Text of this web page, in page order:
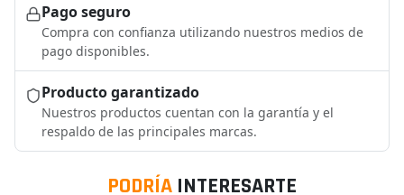
Pago seguro
Compra con confianza utilizando nuestros medios de
pago disponibles.
Producto garantizado
Nuestros productos cuentan con la garantía y el
respaldo de las principales marcas.
PODRÍA INTERESARTE